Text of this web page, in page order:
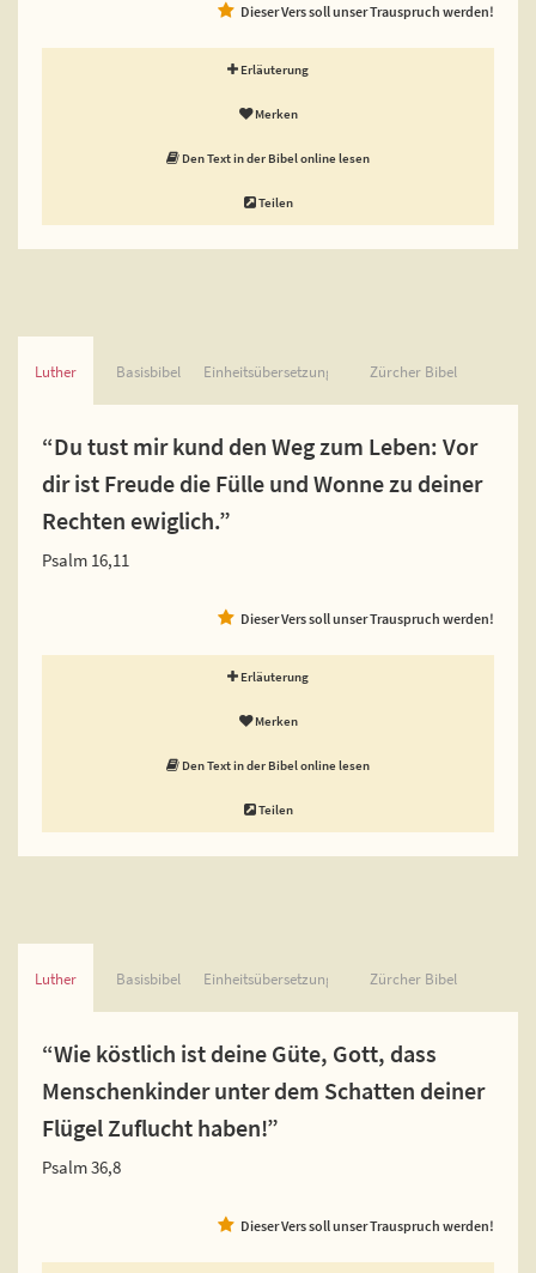
Dieser Vers soll unser Trauspruch werden!
Erläuterung
Merken
Den Text in der Bibel online lesen
Teilen
Luther Basisbibel Einheitsübersetzung Zürcher Bibel
“Du tust mir kund den Weg zum Leben: Vor
dir ist Freude die Fülle und Wonne zu deiner
Rechten ewiglich.”
Psalm 16,11
Dieser Vers soll unser Trauspruch werden!
Erläuterung
Merken
Den Text in der Bibel online lesen
Teilen
Luther Basisbibel Einheitsübersetzung Zürcher Bibel
“Wie köstlich ist deine Güte, Gott, dass
Menschenkinder unter dem Schatten deiner
Flügel Zuflucht haben!”
Psalm 36,8
Dieser Vers soll unser Trauspruch werden!